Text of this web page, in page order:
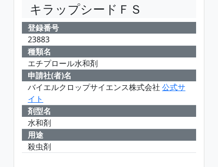
キラップシードＦＳ
登録番号
23883
種類名
エチプロール水和剤
申請社(者)名
バイエルクロップサイエンス株式会社 公式サ
イト
剤型名
水和剤
用途
殺虫剤